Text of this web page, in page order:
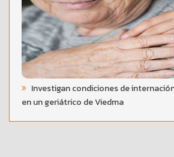
Investigan condiciones de
en un geriátrico de Viedma